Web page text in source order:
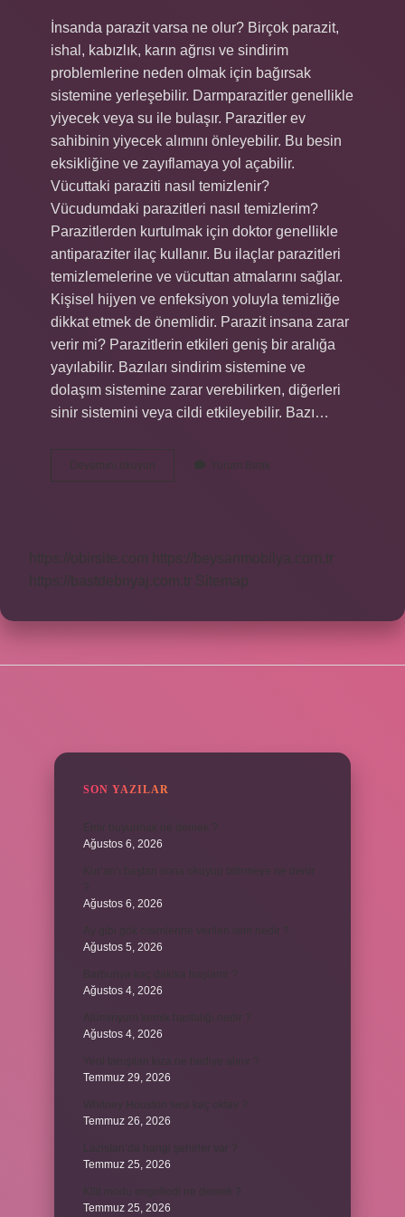
İnsanda parazit varsa ne olur? Birçok parazit,
ishal, kabızlık, karın ağrısı ve sindirim
problemlerine neden olmak için bağırsak
sistemine yerleşebilir. Darmparazitler genellikle
yiyecek veya su ile bulaşır. Parazitler ev
sahibinin yiyecek alımını önleyebilir. Bu besin
eksikliğine ve zayıflamaya yol açabilir.
Vücuttaki paraziti nasıl temizlenir?
Vücudumdaki parazitleri nasıl temizlerim?
Parazitlerden kurtulmak için doktor genellikle
antiparaziter ilaç kullanır. Bu ilaçlar parazitleri
temizlemelerine ve vücuttan atmalarını sağlar.
Kişisel hijyen ve enfeksiyon yoluyla temizliğe
dikkat etmek de önemlidir. Parazit insana zarar
verir mi? Parazitlerin etkileri geniş bir aralığa
yayılabilir. Bazıları sindirim sistemine ve
dolaşım sistemine zarar verebilirken, diğerleri
sinir sistemini veya cildi etkileyebilir. Bazı…
Devamını okuyun
Insanlarda
Parazit
Yorum Bırak
https://obirsite.com
https://beysanmobilya.com.tr
https://bastdebriyaj.com.tr Sitemap
SON YAZILAR
Ağustos 6, 2026
Kur’an’ı baştan sona okuyup bitirmeye ne denir
Ağustos 6, 2026
Ağustos 5, 2026
Ağustos 4, 2026
Ağustos 4, 2026
Temmuz 29, 2026
Temmuz 26, 2026
Temmuz 25, 2026
Temmuz 25, 2026